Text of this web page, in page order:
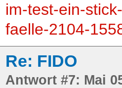
im-test-ein-
faelle-2104-
Re: FIDO
Antwort #7: Mai